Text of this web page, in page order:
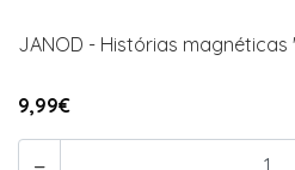
JANOD - Histórias magnéticas
9,99€